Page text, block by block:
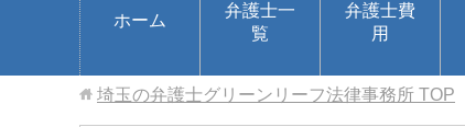
ホーム
弁護士一
覧
弁護士費
用
埼玉の弁護士グリーンリーフ法律事務所 TOP